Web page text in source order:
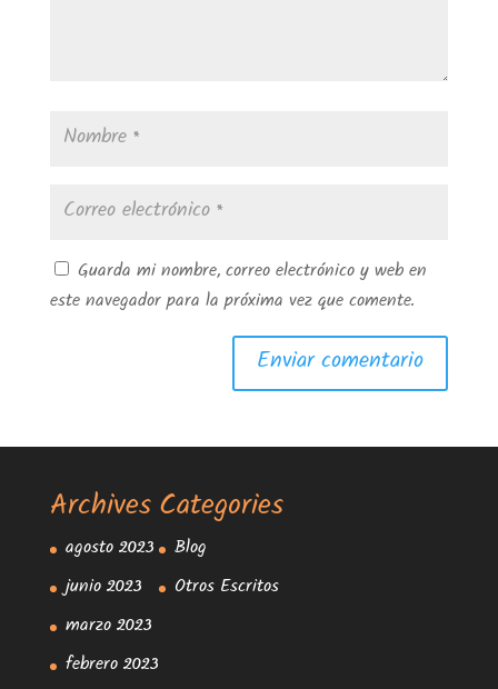
Guarda mi nombre, correo electrónico y web en
este navegador para la próxima vez que comente.
Archives
agosto 2023
junio 2023
marzo 2023
febrero 2023
Categories
Blog
Otros Escritos